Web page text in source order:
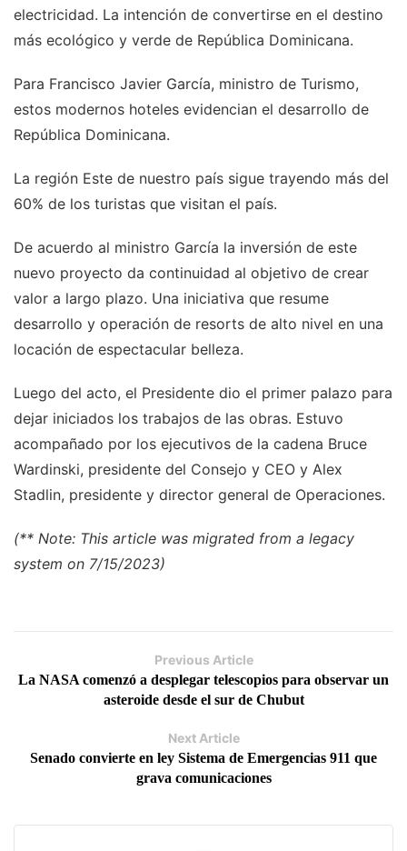
electricidad. La intención de convertirse en el destino
más ecológico y verde de República Dominicana.
Para Francisco Javier García, ministro de Turismo,
estos modernos hoteles evidencian el desarrollo de
República Dominicana.
La región Este de nuestro país sigue trayendo más del
60% de los turistas que visitan el país.
De acuerdo al ministro García la inversión de este
nuevo proyecto da continuidad al objetivo de crear
valor a largo plazo. Una iniciativa que resume
desarrollo y operación de resorts de alto nivel en una
locación de espectacular belleza.
Luego del acto, el Presidente dio el primer palazo para
dejar iniciados los trabajos de las obras. Estuvo
acompañado por los ejecutivos de la cadena Bruce
Wardinski, presidente del Consejo y CEO y Alex
Stadlin, presidente y director general de Operaciones.
(** Note: This article was migrated from a legacy
system on 7/15/2023)
Previous Article
La NASA comenzó a desplegar telescopios para observar un
asteroide desde el sur de Chubut
Next Article
Senado convierte en ley Sistema de Emergencias 911 que
grava comunicaciones